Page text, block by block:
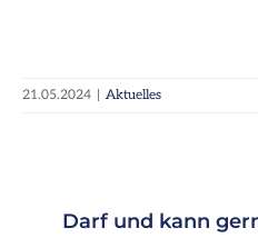
21.05.2024 Aktuelles
Darf und kann